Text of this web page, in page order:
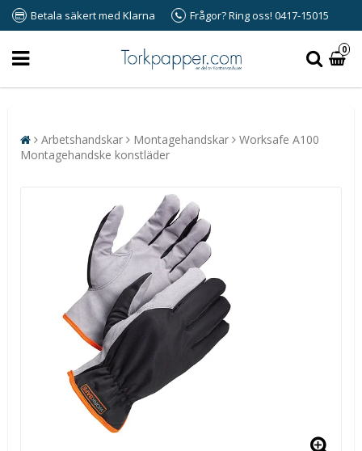
Betala säkert med Klarna Frågor? Ring oss! 0417-15015
0
Arbetshandskar Montagehandskar
Worksafe A100
Montagehandske konstläder